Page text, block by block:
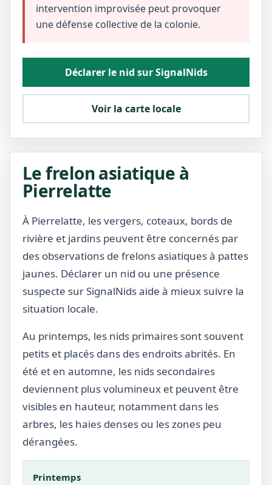
intervention improvisée peut provoquer
une défense collective de la colonie.
Déclarer le nid sur SignalNids
Voir la carte locale
Le frelon asiatique à
Pierrelatte
À Pierrelatte, les vergers, coteaux, bords de
rivière et jardins peuvent être concernés par
des observations de frelons asiatiques à pattes
jaunes. Déclarer un nid ou une présence
suspecte sur SignalNids aide à mieux suivre la
situation locale.
Au printemps, les nids primaires sont souvent
petits et placés dans des endroits abrités. En
été et en automne, les nids secondaires
deviennent plus volumineux et peuvent être
visibles en hauteur, notamment dans les
arbres, les haies denses ou les zones peu
dérangées.
Printemps